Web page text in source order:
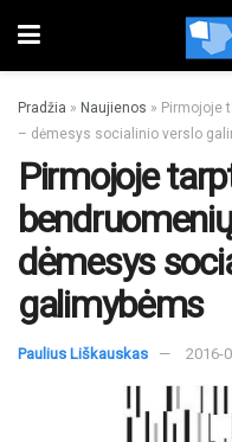
Pradžia » Naujienos » Pirmojoje
– dėmesys socialinio verslo
Pirmojoje
dėmesys
galimybėms
Paulius Liškauskas 2016-